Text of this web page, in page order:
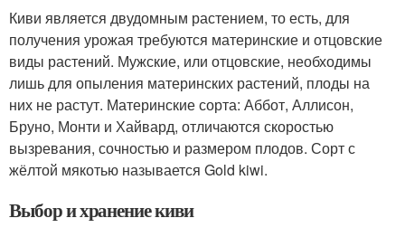
Киви является двудомным растением, то есть, для
получения урожая требуются материнские и отцовские
виды растений. Мужские, или отцовские, необходимы
лишь для опыления материнских растений, плоды на
них не растут. Материнские сорта: Аббот, Аллисон,
Бруно, Монти и Хайвард, отличаются скоростью
вызревания, сочностью и размером плодов. Сорт с
жёлтой мякотью называется Gold kiwi.
Выбор и хранение киви